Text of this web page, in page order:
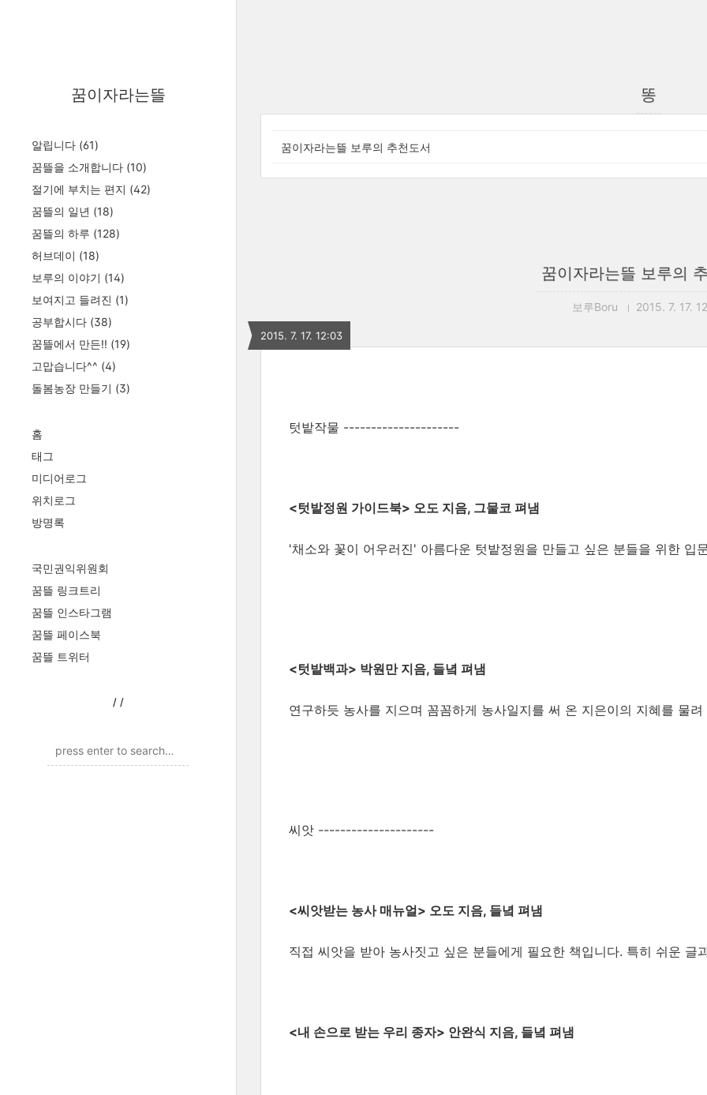
꿈이자라는뜰
알립니다 (61)
꿈뜰을 소개합니다 (10)
절기에 부치는 편지 (42)
꿈뜰의 일년 (18)
꿈뜰의 하루 (128)
허브데이 (18)
보루의 이야기 (14)
보여지고 들려진 (1)
공부합시다 (38)
꿈뜰에서 만든!! (19)
고맙습니다^^ (4)
돌봄농장 만들기 (3)
홈
태그
미디어로그
위치로그
방명록
국민권익위원회
꿈뜰 링크트리
꿈뜰 인스타그램
꿈뜰 페이스북
꿈뜰 트위터
/ /
똥
꿈이자라는뜰 보루의 추천도서
꿈이자라는뜰 보루의
보루Boru 2015. 7. 17.
2015. 7. 17. 12:03
텃밭작물 ---------------------
<텃밭정원 가이드북> 오도 지음, 그물코 펴냄
'채소와 꽃이 어우러진' 아름다운 텃밭정원을 만들고 싶은 분들을 위한 입
<텃밭백과> 박원만 지음, 들녘 펴냄
연구하듯 농사를 지으며 꼼꼼하게 농사일지를 써 온 지은이의 지혜를 물
씨앗 ---------------------
<씨앗받는 농사 매뉴얼> 오도 지음, 들녘 펴냄
직접 씨앗을 받아 농사짓고 싶은 분들에게 필요한 책입니다. 특히 쉬운
<내 손으로 받는 우리 종자> 안완식 지음, 들녘 펴냄